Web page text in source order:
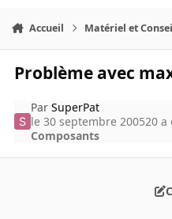
Accueil Matériel et
Problème avec
ParSuperPat
le 30 septembre 200520 a
Composants